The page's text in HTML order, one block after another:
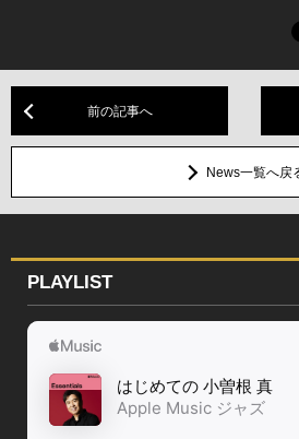
前の記事へ
News一覧へ戻
PLAYLIST